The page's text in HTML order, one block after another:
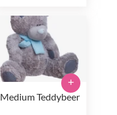
Medium Teddybeer
+